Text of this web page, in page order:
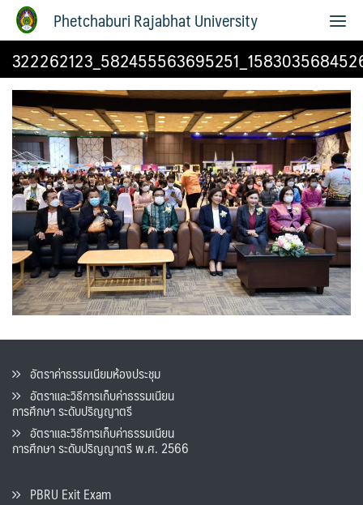
Phetchaburi Rajabhat University
อัตราค่าธรรมเนียมห้องประชุม
อัตราและวิธีการเก็บค่าธรรมเนียน
การศึกษา ระดับปริญญาตรี
อัตราและวิธีการเก็บค่าธรรมเนียน
การศึกษา ระดับปริญญาตรี พ.ศ. 2566
PBRU Exit Exam